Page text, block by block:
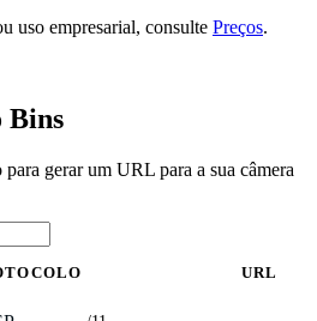
uso empresarial, consulte Preços.
Bins
gerar um URL para a sua câmera
URL